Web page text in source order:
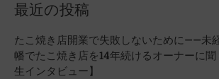
最近の投稿
たこ焼き店開業で失敗しないために——未
幡でたこ焼き店を14年続けるオーナーに
生インタビュー】